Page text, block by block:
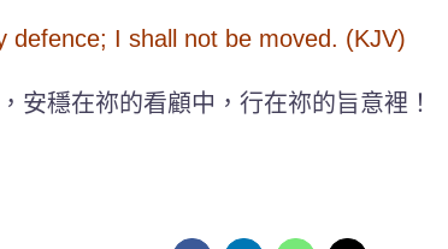
defence; I shall not be moved. (KJV)
安穩在祢的看顧中，行在祢的旨意裡！